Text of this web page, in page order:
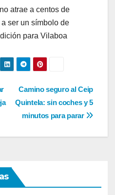
atrae a centos de
ser un símbolo de
para Vilaboa
Camino seguro al Ceip
Quintela: sin coches y 5
minutos para parar